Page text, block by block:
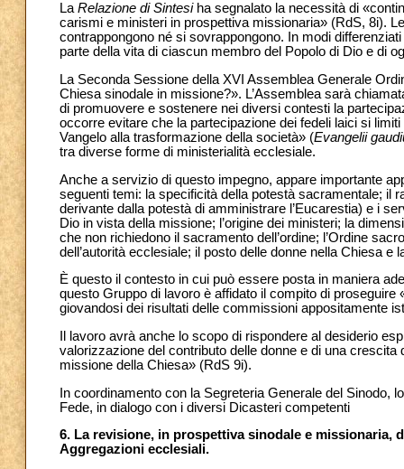
LaRelazione di Sintesi ha segnalato la necessità di
carismi e ministeri in prospettiva missionaria» (RdS, 8i).
contrappongono né si sovrappongono. In modi
parte della vita di ciascun membro del Popolo di Dio e di
La Seconda Sessione della XVI Assemblea Generale
Chiesa sinodale in missione?». L’Assemblea sarà
di promuovere e sostenere nei diversi contesti la
occorre evitare che la partecipazione dei fedeli laici si
Vangelo alla trasformazione della società» (Evangelii
tra diverse forme di ministerialità ecclesiale.
Anche a servizio di questo impegno, appare importante
seguenti temi: la specificità della potestà sacramentale; il
derivante dalla potestà di amministrare l’Eucarestia) e i
Dio in vista della missione; l’origine dei ministeri; la
che non richiedono il sacramento dell’ordine; l’Ordine
dell’autorità ecclesiale; il posto delle donne nella Chiesa
È questo il contesto in cui può essere posta in maniera
questo Gruppo di lavoro è affidato il compito di
giovandosi dei risultati delle commissioni appositamente
Il lavoro avrà anche lo scopo di rispondere al desiderio
valorizzazione del contributo delle donne e di una
missione della Chiesa» (RdS 9i).
In coordinamento con la Segreteria Generale del Sinodo,
Fede, in dialogo con i diversi Dicasteri competenti
6. La revisione, in prospettiva sinodale e missionaria,
Aggregazioni ecclesiali.